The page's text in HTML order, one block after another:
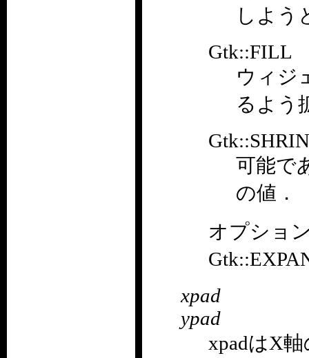
しよう
Gtk::FILL
ウィジ
るよう
可能で
の値．
オプショ
xpad
ypad
xpadはX